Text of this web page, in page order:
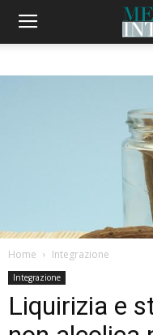
Home Integrazione
Integrazione
Liquirizia e